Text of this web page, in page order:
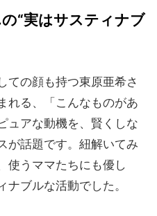
イ
の
【優
ン
ピ】
“実はサスティナブ
ての顔も持つ東原亜希さ
れる、「こんなものがあ
ュアな動機を、賢くしな
が話題です。紐解いてみ
使うママたちにも優し
ブルな活動でした。